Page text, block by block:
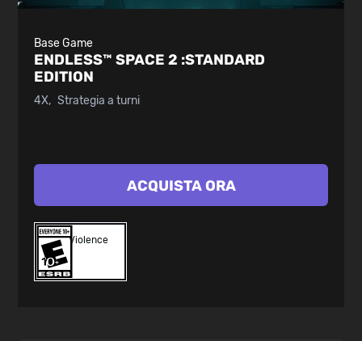
Base Game
ENDLESS™ SPACE 2 :STANDARD
EDITION
4X Strategia a turni
ACQUISTA ORA
Violence